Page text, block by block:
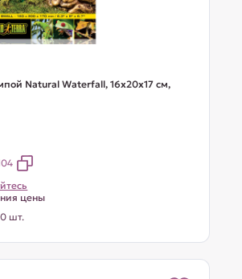
Natural Waterfall, 16x20x17 см,
цены
шт.